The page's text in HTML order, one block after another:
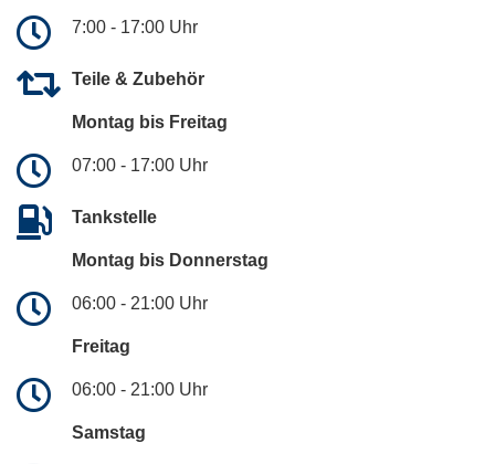
7:00 - 17:00 Uhr
Teile & Zubehör
Montag bis Freitag
07:00 - 17:00 Uhr
Tankstelle
Montag bis Donnerstag
06:00 - 21:00 Uhr
Freitag
06:00 - 21:00 Uhr
Samstag